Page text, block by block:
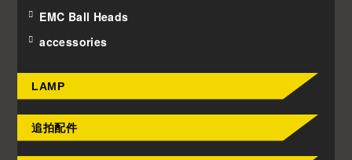
EMC Ball Heads
accessories
LAMP
追拍配件